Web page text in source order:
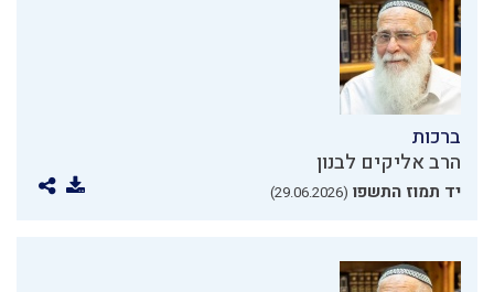
ברכות
הרב אליקים לבנון
יד תמוז התשפו (29.06.2026)